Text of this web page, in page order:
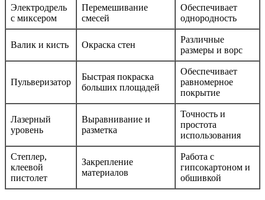
Электродрель
с миксером
Перемешивание
смесей
Обеспечивает
однородность
Валик и кисть Окраска стен
Различные
размеры и ворс
Пульверизатор
Быстрая покраска
больших площадей
Обеспечивает
равномерное
покрытие
Лазерный
уровень
Выравнивание и
разметка
Точность и
простота
использования
Степлер,
клеевой
пистолет
Закрепление
материалов
Работа с
гипсокартоном и
обшивкой